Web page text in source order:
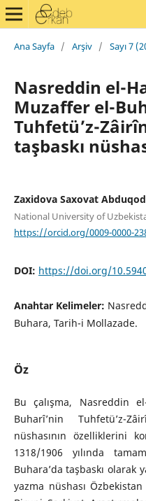
Ana Sayfa / Arşiv / Sayı 7
Nasreddin el-
Muzaffer el-
Tuhfetü’z-
taşbaskı
Zaxidova Saxovat
National University of
https://orcid.org/0009-0000-
DOI: https://doi.org/
Anahtar Kelimeler:
Buhara, Tarih-i Mollazade.
Öz
Bu çalışma, Nasreddin
Buharî’nin Tuhfetü’z-
nüshasının özelliklerini
1318/1906 yılında
Buhara’da taşbaskı olarak
yazma nüshası